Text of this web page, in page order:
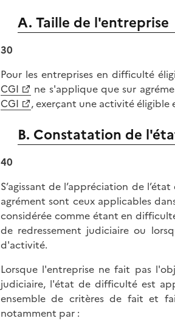
A. Taille de l'entreprise
30
Pour les entreprises en difficulté
CGI
ne s'applique que sur
CGI
, exerçant une activité
B. Constatation de
40
S’agissant de l’appréciation de
agrément sont ceux applicables
considérée comme étant en
de redressement judiciaire ou
d'activité.
Lorsque l'entreprise ne fait pas
judiciaire, l'état de difficulté est
ensemble de critères de fait et
notamment par :